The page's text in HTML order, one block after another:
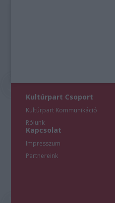
Kultúrpart Csoport
Kultúrpart Kommunikáció
Rólunk
Kapcsolat
Impresszum
Partnereink